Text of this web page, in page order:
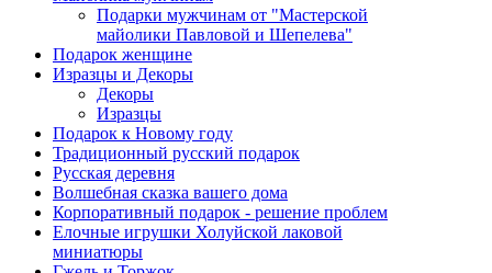
Подарки мужчинам от "Мастерской
майолики Павловой и Шепелева"
Подарок женщине
Изразцы и Декоры
Декоры
Изразцы
Подарок к Новому году
Традиционный русский подарок
Русская деревня
Волшебная сказка вашего дома
Корпоративный подарок - решение проблем
Елочные игрушки Холуйской лаковой
миниатюры